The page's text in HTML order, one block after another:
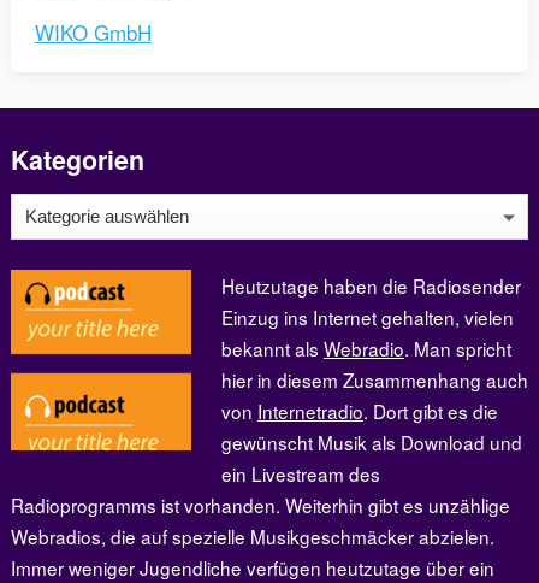
WIKO GmbH
Kategorien
Kategorien
Heutzutage haben die Radiosender
Einzug ins Internet gehalten, vielen
bekannt als Webradio. Man spricht
hier in diesem Zusammenhang auch
von Internetradio. Dort gibt es die
gewünscht Musik als Download und
ein Livestream des
Radioprogramms ist vorhanden. Weiterhin gibt es unzählige
Webradios, die auf spezielle Musikgeschmäcker abzielen.
Immer weniger Jugendliche verfügen heutzutage über ein